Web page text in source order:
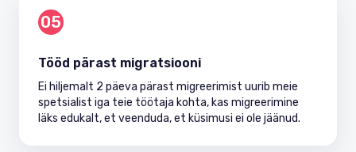
05
Tööd pärast migratsiooni
Ei hiljemalt 2 päeva pärast migreerimist uurib meie
spetsialist iga teie töötaja kohta, kas migreerimine
läks edukalt, et veenduda, et küsimusi ei ole jäänud.